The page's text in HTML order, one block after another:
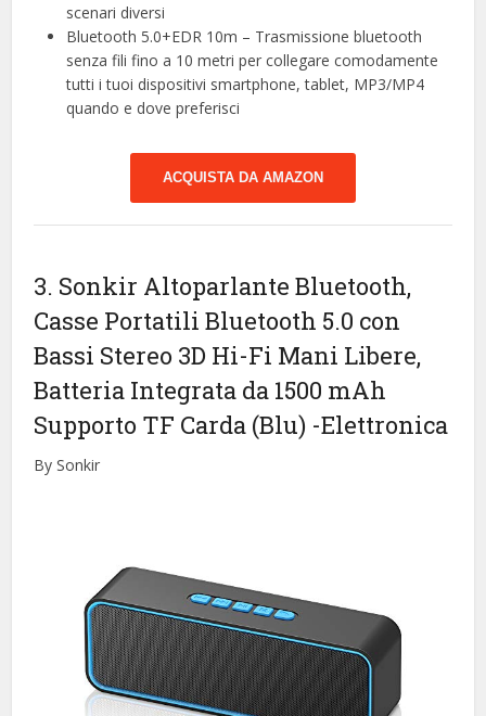
scenari diversi
Bluetooth 5.0+EDR 10m – Trasmissione bluetooth
senza fili fino a 10 metri per collegare comodamente
tutti i tuoi dispositivi smartphone, tablet, MP3/MP4
quando e dove preferisci
ACQUISTA DA AMAZON
3. Sonkir Altoparlante Bluetooth,
Casse Portatili Bluetooth 5.0 con
Bassi Stereo 3D Hi-Fi Mani Libere,
Batteria Integrata da 1500 mAh
Supporto TF Carda (Blu) -Elettronica
By Sonkir